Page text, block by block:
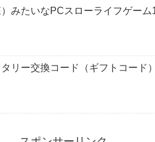
みたいなPCスローライフゲーム
リー交換コード（ギフトコード